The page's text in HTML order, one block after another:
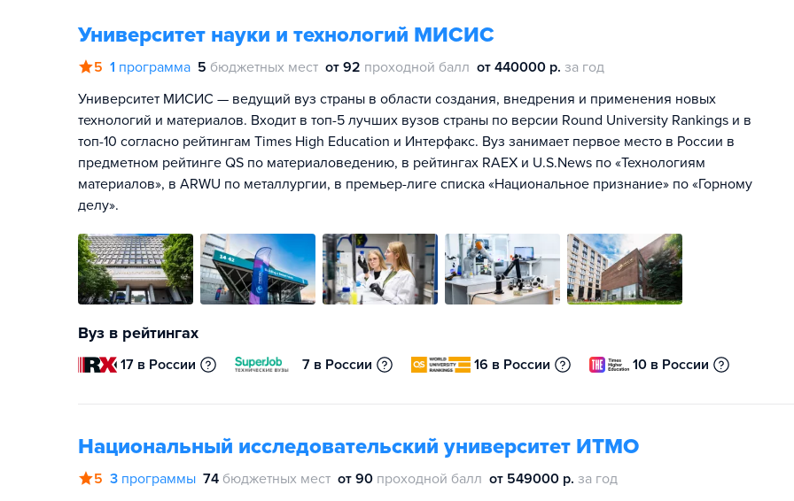
Университет науки и технологий МИСИС
5 1 программа 5 бюджетных мест от 92 проходной балл от 440000 р. за год
Университет МИСИС — ведущий вуз страны в области создания, внедрения и применения новых
технологий и материалов. Входит в топ-5 лучших вузов страны по версии Round University Rankings и в
топ-10 согласно рейтингам Times High Education и Интерфакс. Вуз занимает первое место в России в
предметном рейтинге QS по материаловедению, в рейтингах RAEX и U.S.News по «Технологиям
материалов», в ARWU по металлургии, в премьер-лиге списка «Национальное признание» по «Горному
делу».
Вуз в рейтингах
17 в России 7 в России 16 в России 10 в России
Национальный исследовательский университет ИТМО
5 3 программы 74 бюджетных мест от 90 проходной балл от 549000 р. за год